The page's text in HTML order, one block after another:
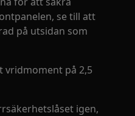
se till att
på utsidan som
vridmoment på 2,5
igen,